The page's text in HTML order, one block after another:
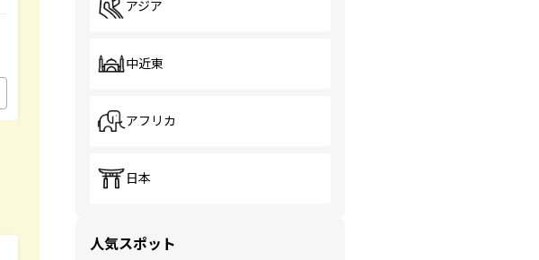
アジア
中近東
アフリカ
日本
人気スポット